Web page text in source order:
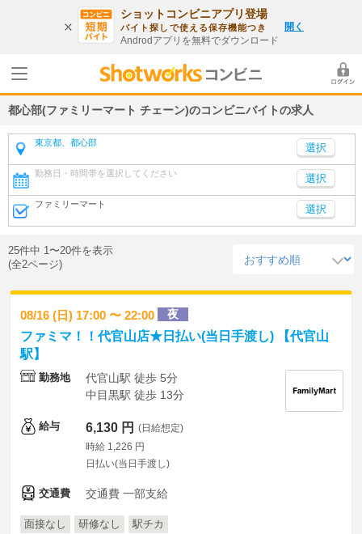
ショットコンビニアプリ登場
バイト探しで使える保存機能つき
Androdアプリを無料でダウンロード
開く
都心部(ファミリーマート チェーン)のコンビニバイトの求人
東京都、都心部
勤務日・時間帯を選択してください 選択
ファミリーマート 選択
25件中 1〜20件を表示
(全2ページ)
08/16 (日) 17:00 〜 22:00 夜
ファミマ！！代官山店★日払い(当日手渡し) 【代官山
駅】
勤務地
代官山駅 徒歩 5分
中目黒駅 徒歩 13分
給与 6,130 円 (日給想定)
時給 1,226 円
日払い(当日手渡し)
交通費 交通費 一部支給
面接なし 研修なし 駅チカ